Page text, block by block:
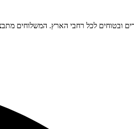
ובטוחים לכל רחבי הארץ. המשלוחים